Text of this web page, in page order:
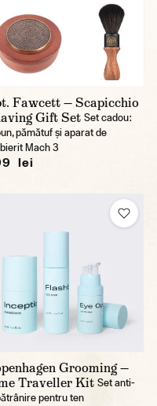
Fawcett — Scapicchio
Gift Set Set cadou:
pămătuf și aparat de
Mach 3
lei
Grooming —
Traveller Kit Set anti-
pentru ten